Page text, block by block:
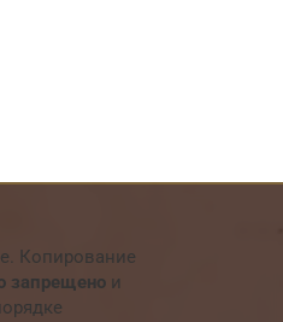
Копирование
запрещено и